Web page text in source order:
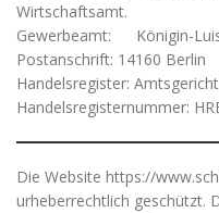
Wirtschaftsamt.
Gewerbeamt: Königin-
Postanschrift: 14160 Berlin
Handelsregister:
Handelsregisternummer:
Die Website https://
urheberrechtlich geschützt.